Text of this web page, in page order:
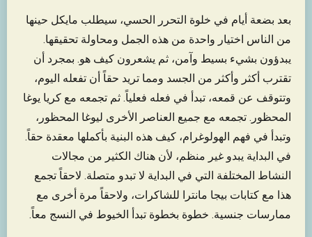
بعد بضعة أيام في خلوة التحرر الحسي، سيطلب مايكل حينها
من الناس اختيار واحدة من هذه الجمل ومحاولة تحقيقها.
يبدؤون بشيء بسيط وآمن، ثم يشعرون كيف هو. بمجرد أن
تقترب أكثر وأكثر من الجسد ومما تريد حقاً أن تفعله اليوم،
وتتوقف عن قمعه، تبدأ في فعله فعلياً. ثم تجمعه مع كريا يوغا
المحظور. تجمعه مع جميع العناصر الأخرى ليوغا المحظور،
وتبدأ في فهم الهولوغرام، كيف هذه البنية بأكملها معقدة حقاً.
في البداية يبدو غير منظم، لأن هناك الكثير من مجالات
النشاط المختلفة التي في البداية لا تبدو متصلة. لاحقاً تجمع
هذا مع كتابات بيجا مانترا للشاكرات، ولاحقاً مرة أخرى مع
ممارسات جنسية. خطوة بخطوة تبدأ الخيوط في النسج معاً.